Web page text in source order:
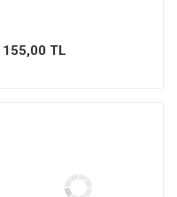
155,00 TL